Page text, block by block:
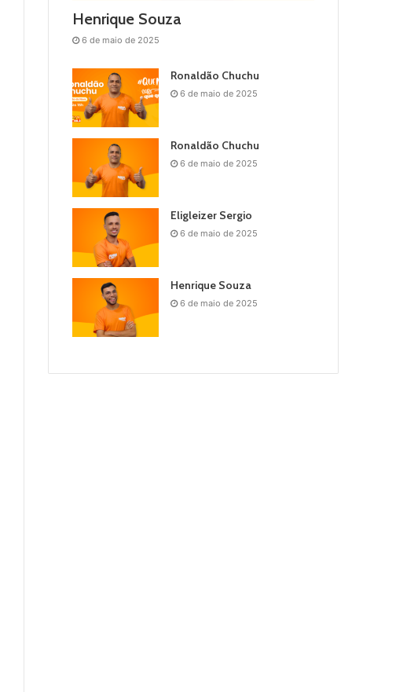
Henrique Souza
6 de maio de 2025
Ronaldão Chuchu
6 de maio de 2025
Ronaldão Chuchu
6 de maio de 2025
Eligleizer Sergio
6 de maio de 2025
Henrique Souza
6 de maio de 2025